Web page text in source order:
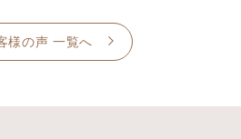
様の声 一覧へ